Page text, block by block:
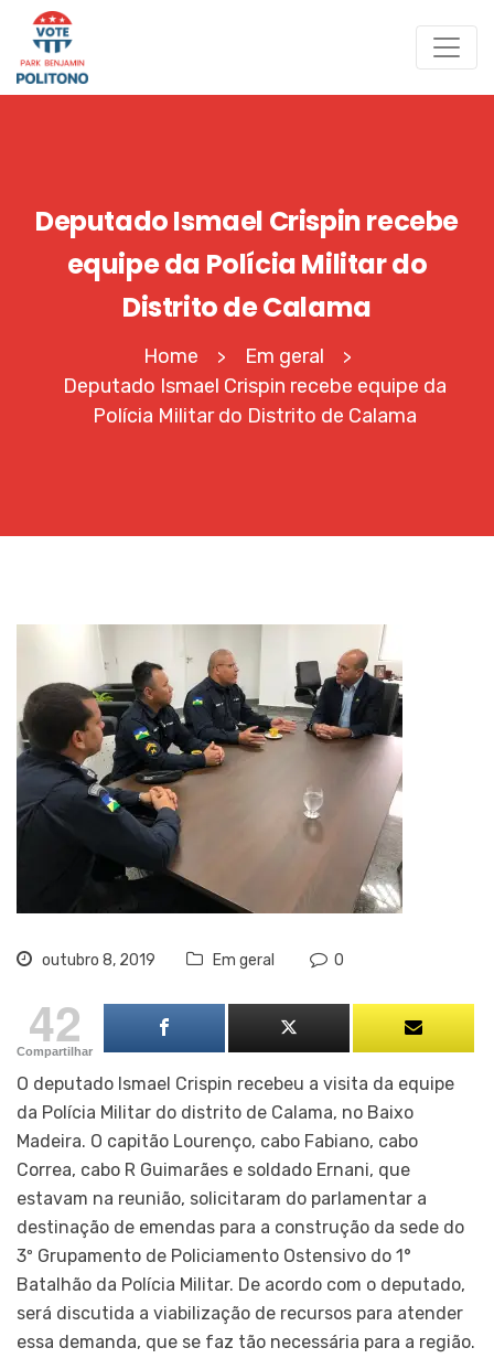
Deputado Ismael Crispin recebe
equipe da Polícia Militar do
Distrito de Calama
Home > Em geral >
Deputado Ismael Crispin recebe equipe da
Polícia Militar do Distrito de Calama
outubro 8, 2019 Em geral 0
42
Compartilhar
O deputado Ismael Crispin recebeu a visita da equipe
da Polícia Militar do distrito de Calama, no Baixo
Madeira. O capitão Lourenço, cabo Fabiano, cabo
Correa, cabo R Guimarães e soldado Ernani, que
estavam na reunião, solicitaram do parlamentar a
destinação de emendas para a construção da sede do
3º Grupamento de Policiamento Ostensivo do 1°
Batalhão da Polícia Militar. De acordo com o deputado,
será discutida a viabilização de recursos para atender
essa demanda, que se faz tão necessária para a região.